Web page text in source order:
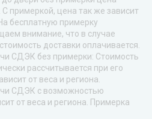
С примеркой, цена так же зависит
бесплатную примерку
внимание, что в случае
доставки оплачивается.
СДЭК без примерки: Стоимость
рассчитывается при его
от веса и региона.
СДЭК с возможностью
от веса и региона. Примерка